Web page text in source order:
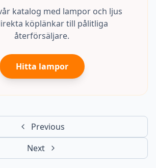
katalog med lampor och ljus
köplänkar till pålitliga
återförsäljare.
Hitta lampor
Previous
Next